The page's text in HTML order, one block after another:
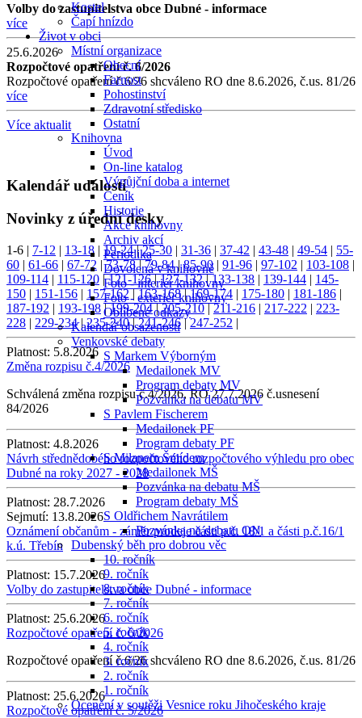
Kostel
Čapí hnízdo
Život v obci
Místní organizace
Obecní
Farnost
Pohostinství
Zdravotní středisko
Ostatní
Knihovna
Úvod
On-line katalog
Výpůjční doba a internet
Ceník
Historie
Akce knihovny
Archiv akcí
Periodika
Dovolená v knihovně
Foto - interiér knihovny
Foto - exteriér knihovny
Oblíbené odkazy
Kalendář obsazenosti
Venkovské debaty
S Markem Výborným
Medailonek MV
Program debaty MV
Pozvánka na debatu MV
S Pavlem Fischerem
Medailonek PF
Program debaty PF
S Milanem Šmídem
Medailonek MŠ
Pozvánka na debatu MŠ
Program debaty MŠ
S Oldřichem Navrátilem
Pozvánka na debatu ON
Dubenský běh pro dobrou věc
10. ročník
9. ročník
8. ročník
7. ročník
6. ročník
5. ročník
4. ročník
3. ročník
2. ročník
1. ročník
Ocenění v soutěži Vesnice roku Jihočeského kraje
Volby do zastupitelstva obce Dubné - informace
více
25.6.2026
Rozpočtové opatření č. 6/2026
Rozpočtové opatření č.6/26 shcváleno RO dne 8.6.2026, č.us. 81/26
více
Více aktualit
Kalendář událostí
Novinky z úřední desky
1-6 | 7-12 | 13-18 | 19-24|25-30 | 31-36 | 37-42 | 43-48 | 49-54 | 55-
60 | 61-66 | 67-72 |73-78|79-84|85-90| 91-96 | 97-102 | 103-108 |
109-114 | 115-120 |121-126|127-132|133-138 | 139-144 | 145-
150 | 151-156 | 157-162|163-168|169-174 | 175-180 | 181-186 |
187-192 | 193-198|199-204|205-210|211-216 | 217-222 | 223-
228 | 229-234|235-240|241-246|247-252 |
Platnost: 5.8.2026
Změna rozpisu č.4/2026
Schválená změna rozpisu č.4/2026, RO 27.7.2026 č.usnesení
84/2026
Platnost: 4.8.2026
Návrh střednědobého rozpočtového rozpočtového výhledu pro obec
Dubné na roky 2027 - 2028
Platnost: 28.7.2026
Sejmutí: 13.8.2026
Oznámení občanům - záměr prodeje části p.č. 18/1 a části p.č.16/1
k.ú. Třebín
Platnost: 15.7.2026
Volby do zastupitelstva obce Dubné - informace
Platnost: 25.6.2026
Rozpočtové opatření č. 6/2026
Rozpočtové opatření č.6/26 shcváleno RO dne 8.6.2026, č.us. 81/26
Platnost: 25.6.2026
Rozpočtové opatření č. 5/2026